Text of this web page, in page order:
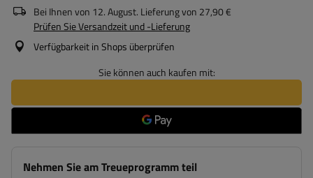
Bei Ihnen von 12. August. Lieferung von 27,90 €
Prüfen Sie Versandzeit und -Lieferung
Verfügbarkeit in Shops überprüfen
Sie können auch kaufen mit:
Nehmen Sie am Treueprogramm teil